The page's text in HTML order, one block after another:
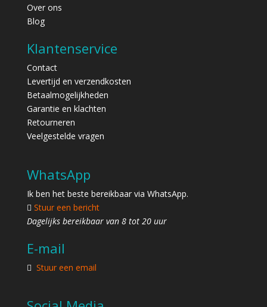
Over ons
Blog
Klantenservice
Contact
Levertijd en verzendkosten
Betaalmogelijkheden
Garantie en klachten
Retourneren
Veelgestelde vragen
WhatsApp
Ik ben het beste bereikbaar via WhatsApp.
Stuur een bericht
Dagelijks bereikbaar van 8 tot 20 uur
E-mail
Stuur een email